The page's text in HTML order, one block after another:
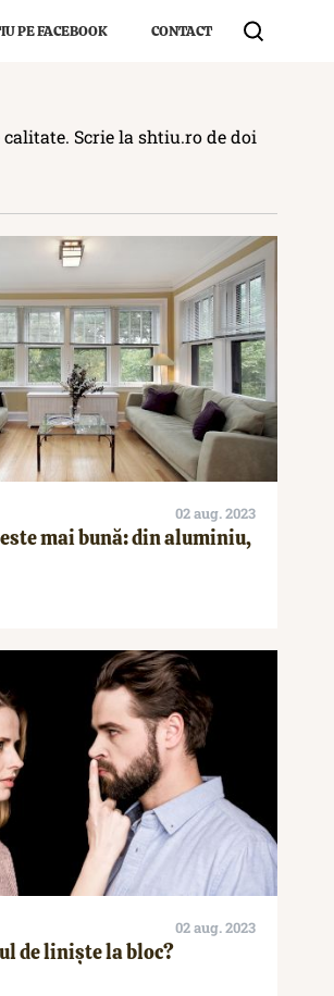
PE FACEBOOK CONTACT
Scrie la shtiu.ro de doi
02 aug. 2023
mai bună: din aluminiu,
02 aug. 2023
de liniște la bloc?